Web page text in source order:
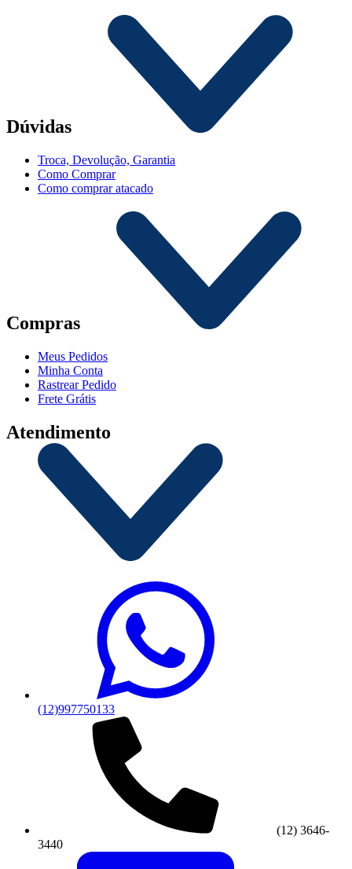
Dúvidas
Troca, Devolução, Garantia
Como Comprar
Como comprar atacado
Compras
Meus Pedidos
Minha Conta
Rastrear Pedido
Frete Grátis
Atendimento
(12)997750133
(12) 3646-
3440